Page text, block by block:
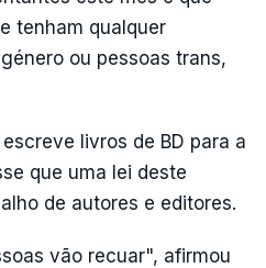
tenham qualquer
ou pessoas trans,
livros de BD para a
que uma lei deste
de autores e editores.
vão recuar", afirmou